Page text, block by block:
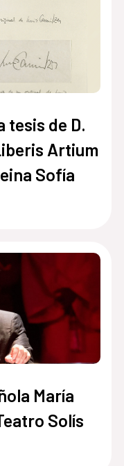
tesis de D.
Artium
Sofía
María
Solís